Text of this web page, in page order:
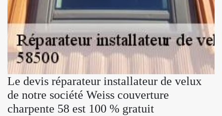
Le devis réparateur installateur de velux
de notre société Weiss couverture
charpente 58 est 100 % gratuit